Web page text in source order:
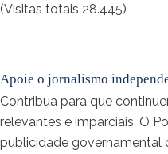
(Visitas totais 28.445)
Apoie o jornalismo
Contribua para que
relevantes e imparciais. O
publicidade governamental